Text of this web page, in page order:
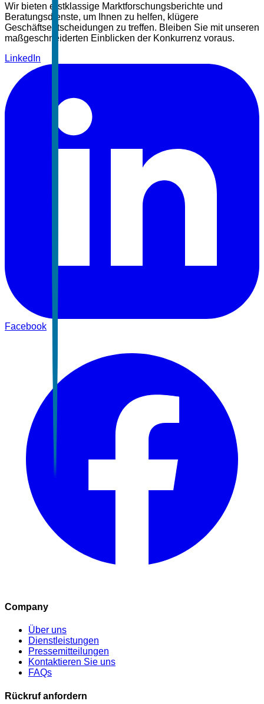
Wir bieten erstklassige Marktforschungsberichte und
Beratungsdienste, um Ihnen zu helfen, klügere
Geschäftsentscheidungen zu treffen. Bleiben Sie mit unseren
maßgeschneiderten Einblicken der Konkurrenz voraus.
LinkedIn
Facebook
Company
Über uns
Dienstleistungen
Pressemitteilungen
Kontaktieren Sie uns
FAQs
Rückruf anfordern